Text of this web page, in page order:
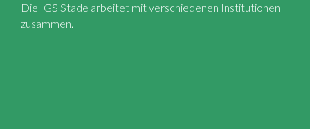
Die IGS Stade arbeitet mit verschiedenen Institutionen
zusammen.